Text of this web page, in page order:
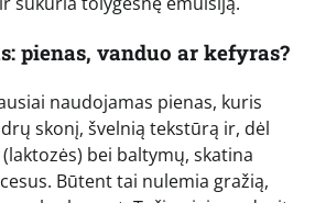
pienas, vanduo ar kefyras?
naudojamas pienas, kuris
skonį, švelnią tekstūrą ir, dėl
bei baltymų, skatina
Būtent tai nulemia gražią,